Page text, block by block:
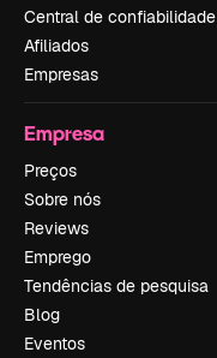
Central de confiabilidade
Afiliados
Empresas
Empresa
Preços
Sobre nós
Reviews
Emprego
Tendências de pesquisa
Blog
Eventos